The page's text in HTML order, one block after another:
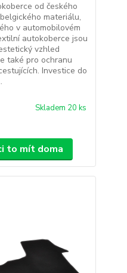
od českého
materiálu,
v automobilovém
autokoberce jsou
vzhled
také pro ochranu
Investice do
Skladem 20 ks
to mít doma